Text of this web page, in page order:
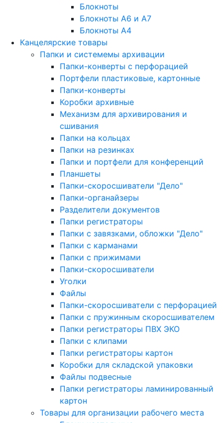
Блокноты
Блокноты A6 и A7
Блокноты A4
Канцелярские товары
Папки и системемы архивации
Папки-конверты с перфорацией
Портфели пластиковые, картонные
Папки-конверты
Коробки архивные
Механизм для архивирования и
сшивания
Папки на кольцах
Папки на резинках
Папки и портфели для конференций
Планшеты
Папки-скоросшиватели "Дело"
Папки-органайзеры
Разделители документов
Папки регистраторы
Папки с завязками, обложки "Дело"
Папки с карманами
Папки с прижимами
Папки-скоросшиватели
Уголки
Файлы
Папки-скоросшиватели с перфорацией
Папки с пружинным скоросшивателем
Папки регистраторы ПВХ ЭКО
Папки с клипами
Папки регистраторы картон
Коробки для складской упаковки
Файлы подвесные
Папки регистраторы ламинированный
картон
Товары для организации рабочего места